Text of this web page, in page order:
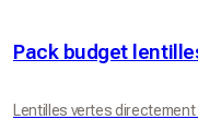
Pack budget
Lentilles vertes